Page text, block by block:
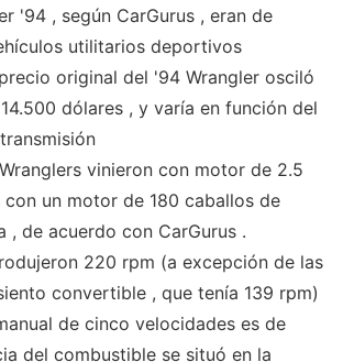
'94 , según CarGurus , eran de
utilitarios deportivos
original del '94 Wrangler osciló
dólares , y varía en función del
vinieron con motor de 2.5
un motor de 180 caballos de
, de acuerdo con CarGurus .
220 rpm (a excepción de las
convertible , que tenía 139 rpm)
de cinco velocidades es de
del combustible se situó en la